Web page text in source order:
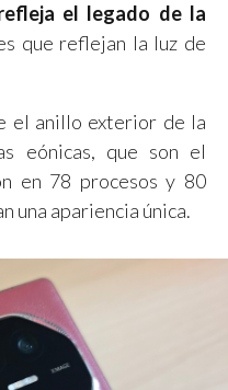
el legado de la
que reflejan la luz de
el anillo exterior de la
eónicas, que son el
en 78 procesos y 80
una apariencia única.